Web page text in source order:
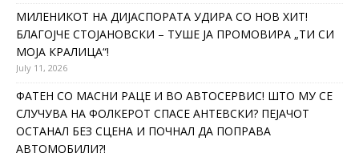
МИЛЕНИКОТ НА ДИЈАСПОРАТА УДИРА СО НОВ ХИТ!
БЛАГОЈЧЕ СТОЈАНОВСКИ – ТУШЕ ЈА ПРОМОВИРА „ТИ СИ
МОЈА КРАЛИЦА“!
July 11, 2026
ФАТЕН СО МАСНИ РАЦЕ И ВО АВТОСЕРВИС! ШТО МУ СЕ
СЛУЧУВА НА ФОЛКЕРОТ СПАСЕ АНТЕВСКИ? ПЕЈАЧОТ
ОСТАНАЛ БЕЗ СЦЕНА И ПОЧНАЛ ДА ПОПРАВА
АВТОМОБИЛИ?!